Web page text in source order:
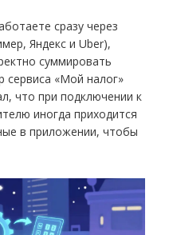
сразу через
Яндекс и Uber),
суммировать
сервиса «Мой налог»
что при подключении к
иногда приходится
в приложении, чтобы